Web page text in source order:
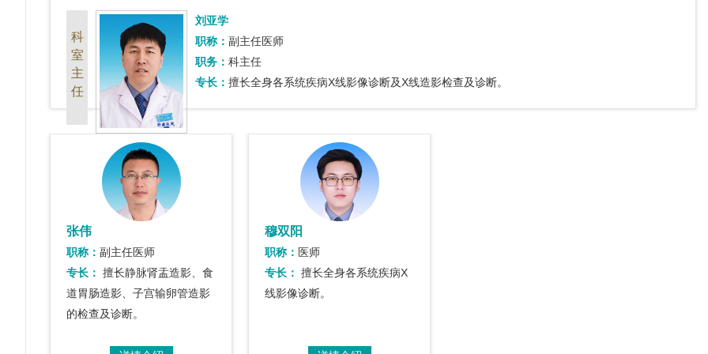
科
室
主
任
刘亚学
职称： 副主任医师
职务： 科主任
专长： 擅长全身各系统疾病X线影像诊断及X线造影检查及诊断。
张伟
职称： 副主任医师
专长： 擅长静脉肾盂造影、食
道胃肠造影、子宫输卵管造影
的检查及诊断。
穆双阳
职称： 医师
专长： 擅长全身各系统疾病X
线影像诊断。